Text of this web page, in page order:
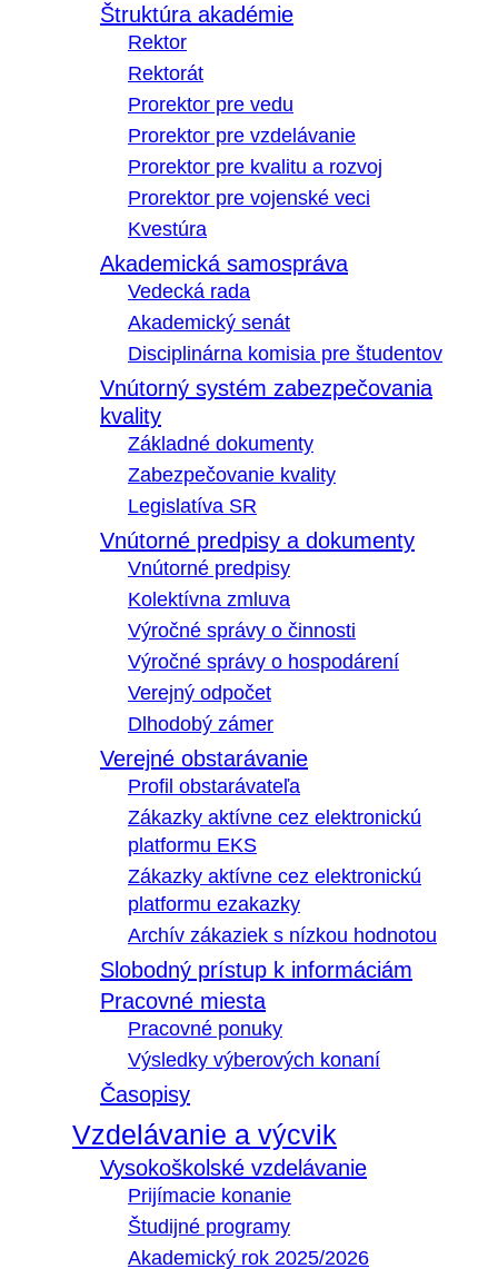
Štruktúra akadémie
Rektor
Rektorát
Prorektor pre vedu
Prorektor pre vzdelávanie
Prorektor pre kvalitu a rozvoj
Prorektor pre vojenské veci
Kvestúra
Akademická samospráva
Vedecká rada
Akademický senát
Disciplinárna komisia pre študentov
Vnútorný systém zabezpečovania
kvality
Základné dokumenty
Zabezpečovanie kvality
Legislatíva SR
Vnútorné predpisy a dokumenty
Vnútorné predpisy
Kolektívna zmluva
Výročné správy o činnosti
Výročné správy o hospodárení
Verejný odpočet
Dlhodobý zámer
Verejné obstarávanie
Profil obstarávateľa
Zákazky aktívne cez elektronickú
platformu EKS
Zákazky aktívne cez elektronickú
platformu ezakazky
Archív zákaziek s nízkou hodnotou
Slobodný prístup k informáciám
Pracovné miesta
Pracovné ponuky
Výsledky výberových konaní
Časopisy
Vzdelávanie a výcvik
Vysokoškolské vzdelávanie
Prijímacie konanie
Študijné programy
Akademický rok 2025/2026